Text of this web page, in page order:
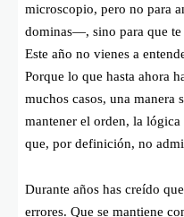
microscopio, pero no para
dominas—, sino para que te
Este año no vienes a
Porque lo que hasta ahora
muchos casos, una manera
mantener el orden, la
que, por definición, no
Durante años has creído
errores. Que se mantiene